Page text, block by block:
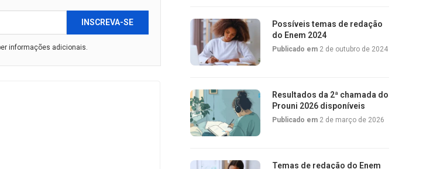
INSCREVA-SE
informações adicionais.
Possíveis temas de redação
do Enem 2024
Publicado em 2 de outubro de 2024
Resultados da 2ª chamada do
Prouni 2026 disponíveis
Publicado em 2 de março de 2026
Temas de redação do Enem